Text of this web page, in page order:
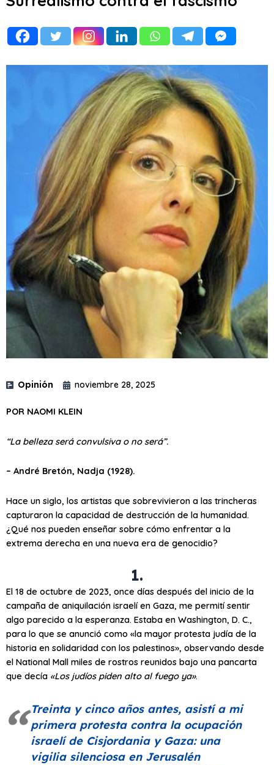
Opinión noviembre 28, 2025
POR NAOMI KLEIN
“La belleza será convulsiva o no será”.
– André Bretón, Nadja (1928).
Hace un siglo, los artistas que sobrevivieron a las trincheras
capturaron la capacidad de destrucción de la humanidad.
¿Qué nos pueden enseñar sobre cómo enfrentar a la
extrema derecha en una nueva era de genocidio?
1.
El 18 de octubre de 2023, once días después del inicio de la
campaña de aniquilación israelí en Gaza, me permití sentir
algo parecido a la esperanza. Estaba en Washington, D. C.,
para lo que se anunció como «la mayor protesta judía de la
historia en solidaridad con los palestinos», observando desde
el National Mall miles de rostros reunidos bajo una pancarta
que decía «Los judíos piden alto al fuego ya».
Treinta y cinco años antes, asistí a mi
primera protesta contra la ocupación
israelí de Cisjordania y Gaza: una
vigilia silenciosa en Jerusalén